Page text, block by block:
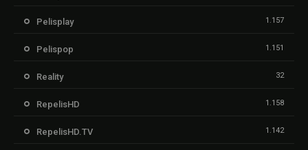
Pelisplay 1.157
Pelispop 1.151
Reality 32
RepelisHD 1.158
RepelisHD.TV 1.142